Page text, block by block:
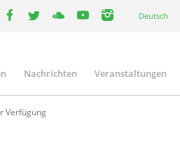
Deutsch
Nachrichten Veranstaltungen
Verfügung